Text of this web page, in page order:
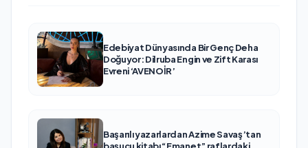
Edebiyat Dünyasında Bir Genç Deha
Doğuyor: Dilruba Engin ve Zift Karası
Evreni ‘AVENOİR’
Başarılı yazarlardan Azime Savaş’tan
başucu kitabı “Emanet” raflardaki